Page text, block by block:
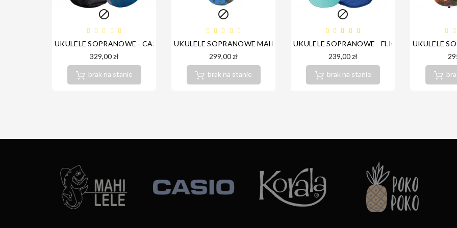

UKULELE SOPRANOWE - CASCHA SOPRANO MAHOGANY HH2266 BLUE
329,00 zł
brak na stanie

UKULELE SOPRANOWE MAHILELE 3.0+ BLUE SUMMER
299,00 zł
brak na stanie

UKULELE SOPRANOWE - FLIGHT TUS35 LIGHT
239,00 zł
brak na stanie
UKULELE